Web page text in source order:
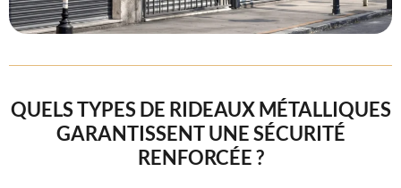
QUELS TYPES DE RIDEAUX MÉTALLIQUES
GARANTISSENT UNE SÉCURITÉ
RENFORCÉE ?